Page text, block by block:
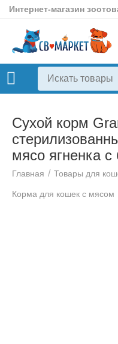
Интернет-магазин
Сухой корм
мясо ягненка с
Главная / Товары для
Корма для кошек с мясом